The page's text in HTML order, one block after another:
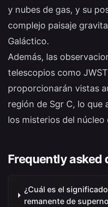
y nubes de gas, y su
complejo paisaje
Galáctico.
Además, las
telescopios como
proporcionarán vistas
región de Sgr C, lo que
los misterios del núcleo
Frequently asked
¿Cuál es el
remanente de